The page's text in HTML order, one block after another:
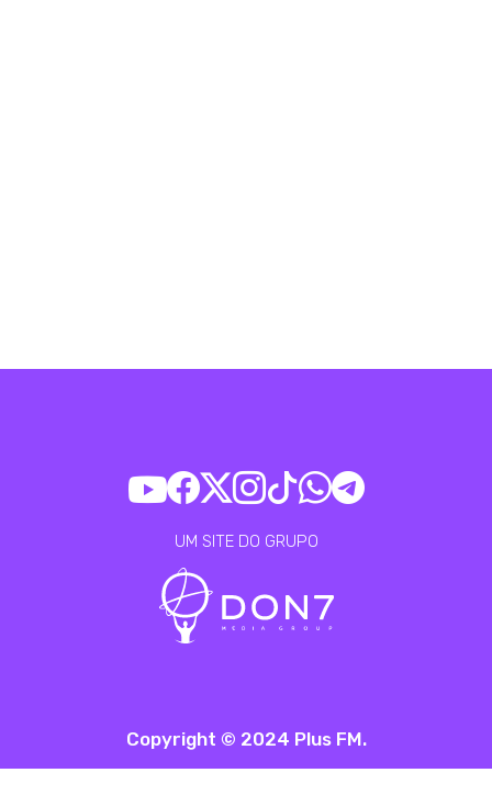
UM SITE DO GRUPO
Copyright © 2024 Plus FM.